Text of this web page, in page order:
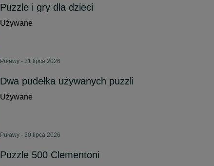
Puzzle i gry dla dzieci
Używane
Puławy - 31 lipca 2026
Dwa pudełka używanych puzzli
Używane
Puławy - 30 lipca 2026
Puzzle 500 Clementoni